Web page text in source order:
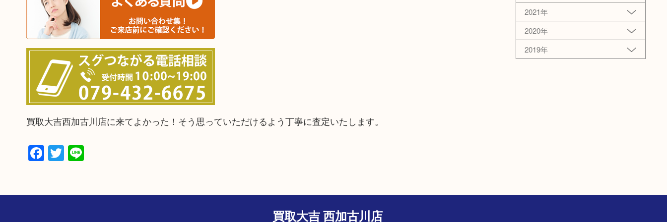
買取大吉西加古川店に来てよかった！そう思っていただけるよう丁寧に査定いたします。
Facebook
Twitter
Line
2021年
2020年
2019年
買取大吉 西加古川店